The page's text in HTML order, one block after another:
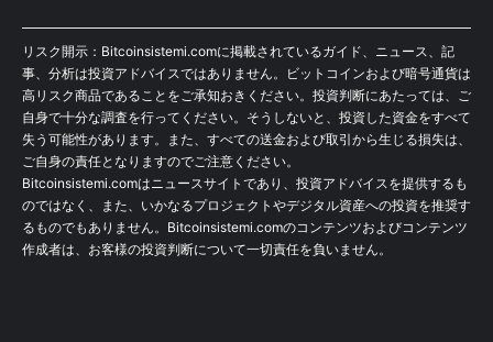
リスク開示：Bitcoinsistemi.comに掲載されているガイド、ニュース、記
事、分析は投資アドバイスではありません。ビットコインおよび暗号通貨は
高リスク商品であることをご承知おきください。投資判断にあたっては、ご
自身で十分な調査を行ってください。そうしないと、投資した資金をすべて
失う可能性があります。また、すべての送金および取引から生じる損失は、
ご自身の責任となりますのでご注意ください。
Bitcoinsistemi.comはニュースサイトであり、投資アドバイスを提供するも
のではなく、また、いかなるプロジェクトやデジタル資産への投資を推奨す
るものでもありません。Bitcoinsistemi.comのコンテンツおよびコンテンツ
作成者は、お客様の投資判断について一切責任を負いません。